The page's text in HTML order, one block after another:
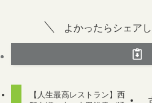
よかったらシェア
【人生最高レストラン】西